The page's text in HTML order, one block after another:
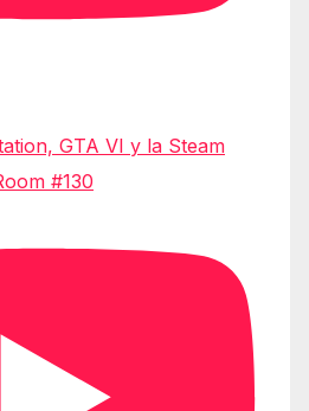
GTA VI y la Steam
#130